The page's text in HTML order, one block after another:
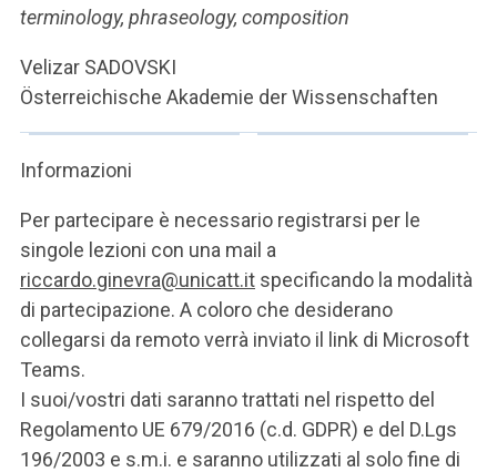
terminology, phraseology, composition
Velizar SADOVSKI
Österreichische Akademie der Wissenschaften
Informazioni
Per partecipare è necessario registrarsi per le
singole lezioni con una mail a
riccardo.ginevra@unicatt.it specificando la modalità
di partecipazione. A coloro che desiderano
collegarsi da remoto verrà inviato il link di Microsoft
Teams.
I suoi/vostri dati saranno trattati nel rispetto del
Regolamento UE 679/2016 (c.d. GDPR) e del D.Lgs
196/2003 e s.m.i. e saranno utilizzati al solo fine di